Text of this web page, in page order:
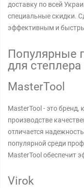
доставку по всей
специальные скидки.
эффективным и
Популярные
для
MasterTool
MasterTool - это бренд,
производстве
отличается
популярной среди
MasterTool обеспечит
Virok